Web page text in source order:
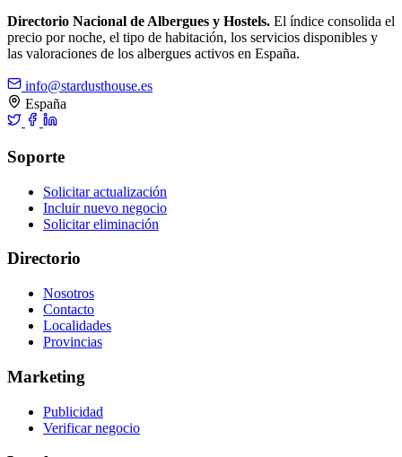
Directorio Nacional de Albergues y Hostels. El índice consolida el
precio por noche, el tipo de habitación, los servicios disponibles y
las valoraciones de los albergues activos en España.
info@stardusthouse.es
España
Soporte
Solicitar actualización
Incluir nuevo negocio
Solicitar eliminación
Directorio
Nosotros
Contacto
Localidades
Provincias
Marketing
Publicidad
Verificar negocio